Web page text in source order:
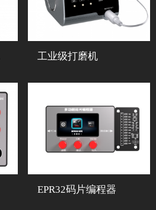
工业级打磨机
EPR32码片编程器